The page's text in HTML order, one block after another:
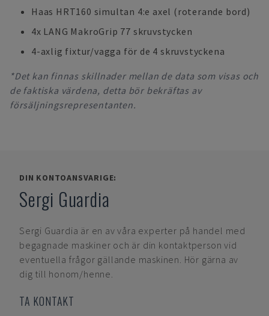
Haas HRT160 simultan 4:e axel (roterande bord)
4x LANG MakroGrip 77 skruvstycken
4-axlig fixtur/vagga för de 4 skruvstyckena
*Det kan finnas skillnader mellan de data som visas och
de faktiska värdena, detta bör bekräftas av
försäljningsrepresentanten.
DIN KONTOANSVARIGE:
Sergi Guardia
Sergi Guardia är en av våra experter på handel med
begagnade maskiner och är din kontaktperson vid
eventuella frågor gällande maskinen. Hör gärna av
dig till honom/henne.
TA KONTAKT